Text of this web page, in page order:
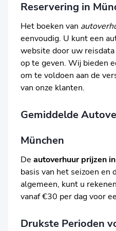
Reservering in
Het boeken van
eenvoudig. U kunt een
website door uw
op te geven. Wij bieden
om te voldoen aan de
van onze klanten.
Gemiddelde
München
De autoverhuur prijzen
basis van het seizoen en
algemeen, kunt u
vanaf €30 per dag voor
Drukste Perioden